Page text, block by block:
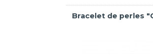
Bracelet de perles